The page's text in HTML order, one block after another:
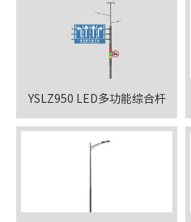
YSLZ950 LED多功能综合杆